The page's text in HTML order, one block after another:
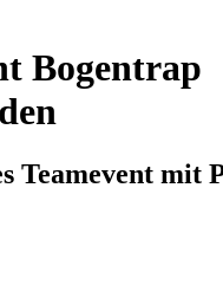
Bogentrap
Teamevent mit